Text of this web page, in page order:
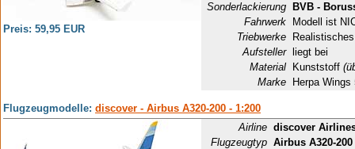
Preis: 59,95 EUR
Sonderlackierung
BVB -
Fahrwerk
Modell ist
Triebwerke
Aufsteller
liegt bei
Material
Kunststoff
Marke
Herpa Wings
Flugzeugmodelle: discover - Airbus A320-200 - 1:200
Airline discover
Flugzeugtyp Airbus A320-200